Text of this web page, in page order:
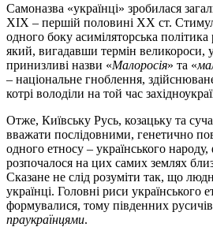
Самоназва «українці» зробилася
ХІХ – першій половині ХХ ст.
одного боку асиміляторська політика
який, вигадавши термін великороси,
принизливі назви «Малоросія» та «
– національне гноблення,
котрі володіли на той час
Отже, Київську Русь, козацьку та
вважати послідовними, генетично
одного етносу – українського
розпочалося на цих самих землях
Сказане не слід розуміти так, що
українці. Головні риси українського
формувалися, тому південних
праукраїнцями.